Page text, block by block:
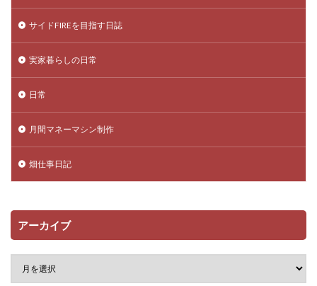
サイドFIREを目指す日誌
実家暮らしの日常
日常
月間マネーマシン制作
畑仕事日記
アーカイブ